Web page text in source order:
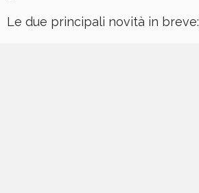
Le due principali novità in breve: